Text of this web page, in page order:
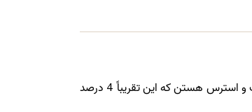
اضطراب و اختلالات مرتبط با اون شایع‌ترین بیماری روحی روانی در سراسر جهان هستن. حدود 275 میلیون نفر در سراسر جهان مبتلا به اضطراب و استرس هستن که این تقریباً 4 درصد